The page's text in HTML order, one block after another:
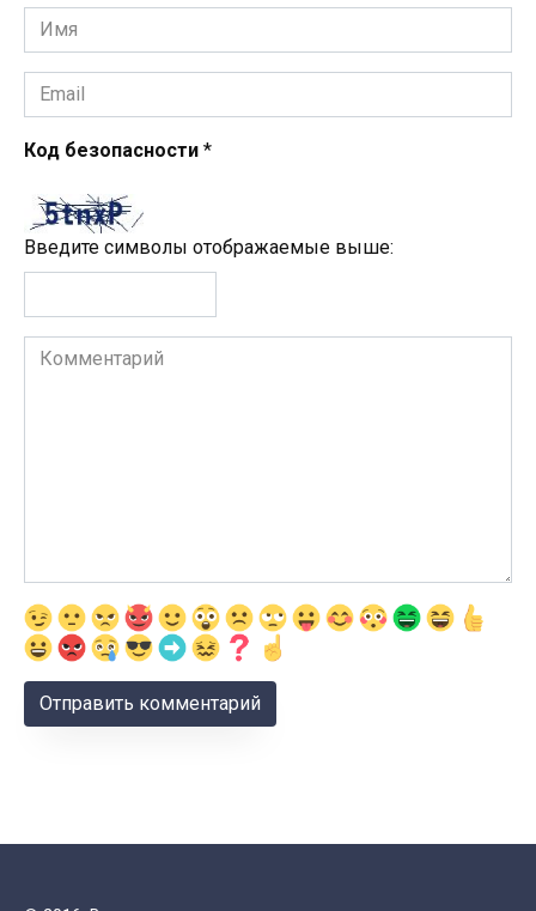
Имя
*
Email
*
Код безопасности *
Введите символы отображаемые выше:
Комментарий